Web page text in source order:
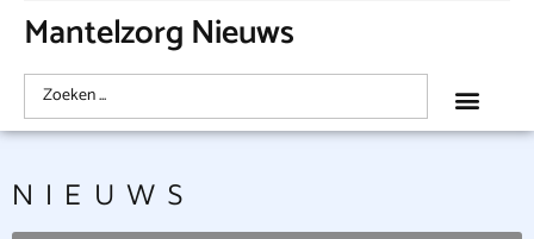
Mantelzorg Nieuws
NIEUWS